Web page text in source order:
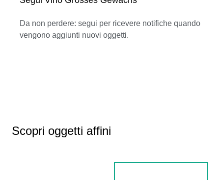
Da non perdere: segui per ricevere notifiche quando
vengono aggiunti nuovi oggetti.
Scopri oggetti affini